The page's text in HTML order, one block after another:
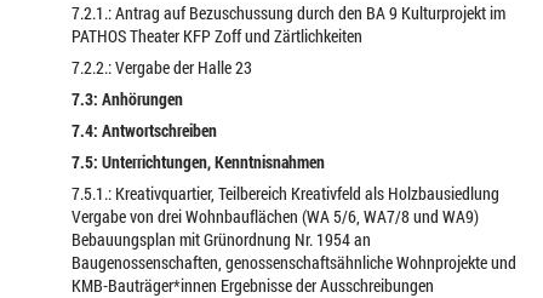
7.2.1.: Antrag auf Bezuschussung durch den BA 9 Kulturprojekt im
PATHOS Theater KFP Zoff und Zärtlichkeiten
7.2.2.: Vergabe der Halle 23
7.3: Anhörungen
7.4: Antwortschreiben
7.5: Unterrichtungen, Kenntnisnahmen
7.5.1.: Kreativquartier, Teilbereich Kreativfeld als Holzbausiedlung
Vergabe von drei Wohnbauflächen (WA 5/6, WA7/8 und WA9)
Bebauungsplan mit Grünordnung Nr. 1954 an
Baugenossenschaften, genossenschaftsähnliche Wohnprojekte und
KMB-Bauträger*innen Ergebnisse der Ausschreibungen